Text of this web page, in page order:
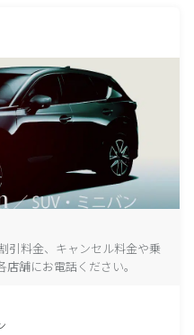
引料金、キャンセル料金や乗
舗にお電話ください。